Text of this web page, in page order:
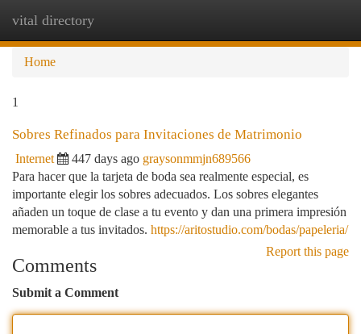
vital directory
Home
1
Sobres Refinados para Invitaciones de Matrimonio
Internet 447 days ago graysonmmjn689566
Para hacer que la tarjeta de boda sea realmente especial, es
importante elegir los sobres adecuados. Los sobres elegantes
añaden un toque de clase a tu evento y dan una primera impresión
memorable a tus invitados. https://aritostudio.com/bodas/papeleria/
Report this page
Comments
Submit a Comment